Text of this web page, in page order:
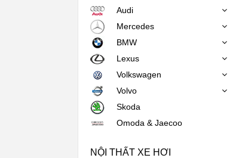
Audi
Mercedes
BMW
Lexus
Volkswagen
Volvo
Skoda
Omoda & Jaecoo
NỘI THẤT XE HƠI